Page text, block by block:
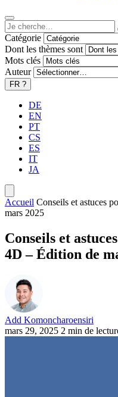
Catégorie
Dont les thèmes sont
Mots clés
Auteur
FR ?
DE
EN
PT
CS
ES
IT
JA
Accueil Conseils et astuces
mars 2025
Conseils et
4D – Édition de
Add Komoncharoensiri
mars 29, 2025 2 min de